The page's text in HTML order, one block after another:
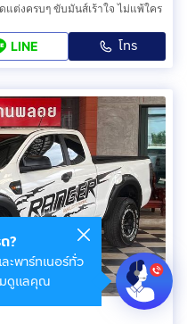
ต่งครบๆ ขับมันส์เร้าใจ ไม่แพ้ใคร
LINE โทร
?
ะพาร์ทเนอร์ทั่ว
มดูแลคุณ